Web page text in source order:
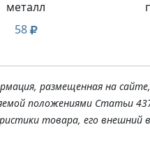
металл
58
размещенная на
положениями Статьи
товара, его внешний